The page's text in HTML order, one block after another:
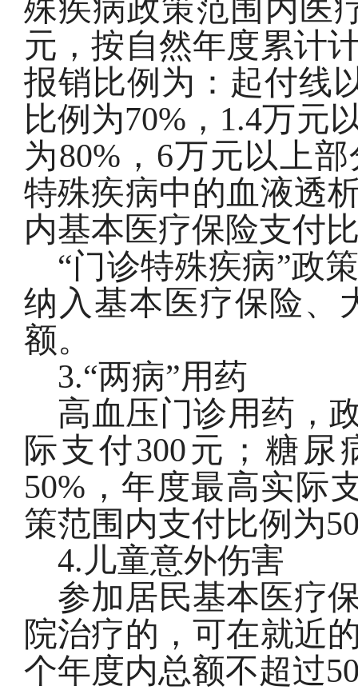
殊疾病政策范围内医
元，按自然年度累计
报销比例为：起付线
比例为70% ， 1.4万元
为80% ， 6万元以上
特殊疾病中的血液透
内基本医疗保险支付
“门诊特殊疾病”政
纳入基本医疗保险、
额。
3.“两病”用药
高血压门诊用药，
际支付300元；糖尿
50% ，年度最高实际
策范围内支付比例为
4. 儿童意外伤害
参加居民基本医疗
院治疗的，可在就近
个年度内总额不超过